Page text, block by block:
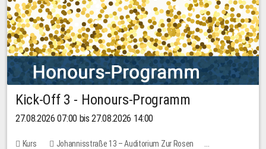
Kick-Off 3 - Honours-Programm
27.08.2026 07:00 bis 27.08.2026 14:00
Kurs
Johannisstraße 13 – Auditorium Zur Rosen